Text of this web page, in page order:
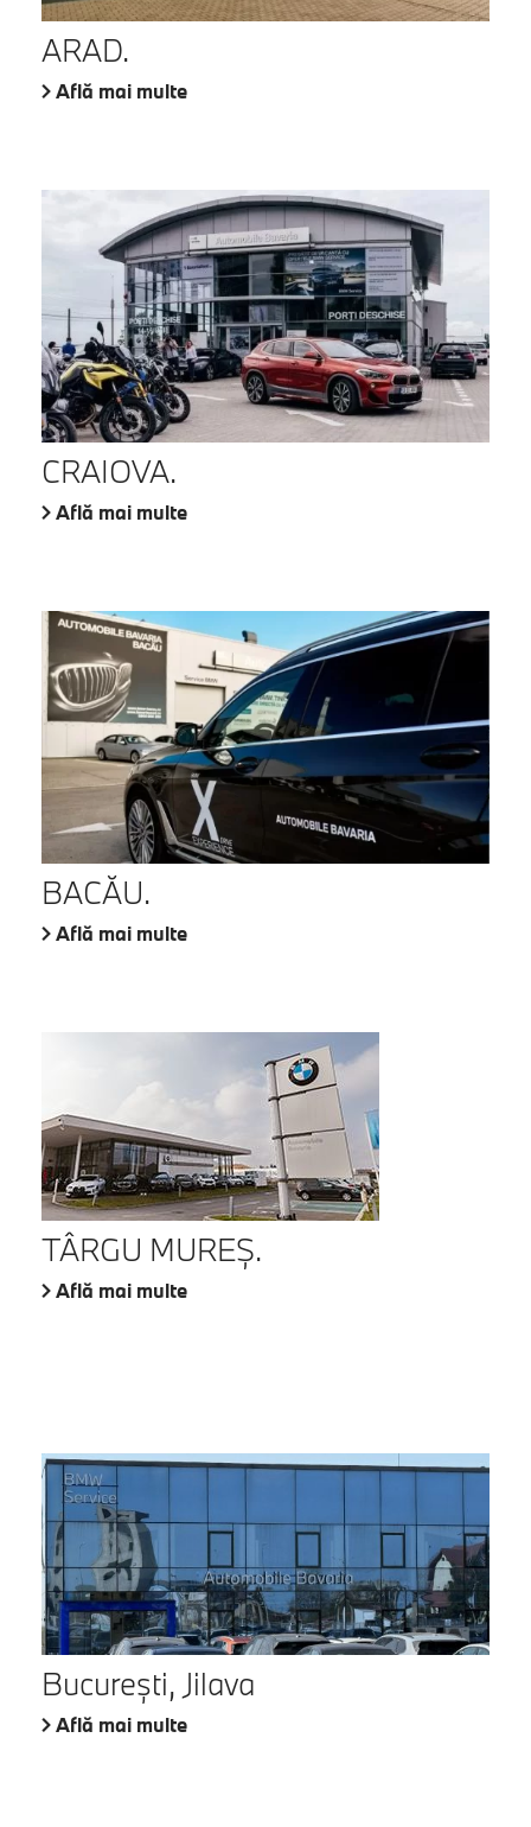
ARAD.
Află mai multe
CRAIOVA.
Află mai multe
BACĂU.
Află mai multe
TÂRGU MUREŞ.
Află mai multe
București, Jilava
Află mai multe